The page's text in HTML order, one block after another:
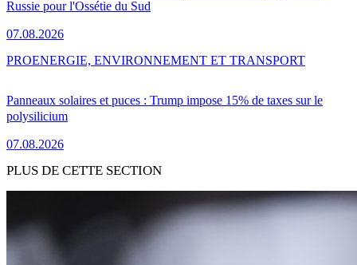
Russie pour l'Ossétie du Sud
07.08.2026
Panneaux solaires et puces : Trump impose 15% de taxes sur le
polysilicium
07.08.2026
PROENERGIE, ENVIRONNEMENT ET TRANSPORT
PLUS DE CETTE SECTION